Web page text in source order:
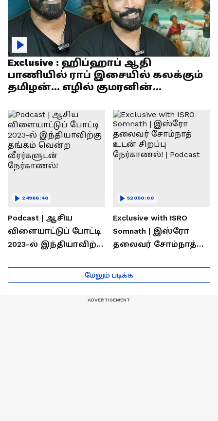
Exclusive : ஹிப்ஹாப் ஆதி
பாணியில் ராப் இசையில் கலக்கும்
தமிழன்... எழில் குமரனின்
Podcast | ஆசிய
விளையாட்டுப் போட்டி
2023-ல் இந்தியாவிற்கு
வீரர்களுடன்
நேர்காணல்!
24966:40
Exclusive with ISRO
Somnath | இஸ்ரோ
தலைவர் சோம்நாத்
நேர்காணல்! | Podcast
52050:00
மேலும் படிக்க